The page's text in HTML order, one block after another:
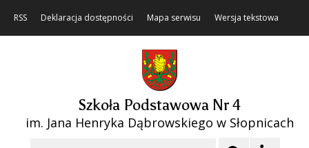
RSS Deklaracja dostępności Mapa serwisu Wersja tekstowa
Szkoła Podstawowa Nr 4
im. Jana Henryka Dąbrowskiego w Słopnicach